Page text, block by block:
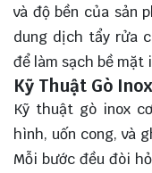
và độ bền của sản
dung dịch tẩy rửa
để làm sạch bề mặt
Kỹ Thuật Gò
Kỹ thuật gò inox
hình, uốn cong, và
Mỗi bước đều đòi